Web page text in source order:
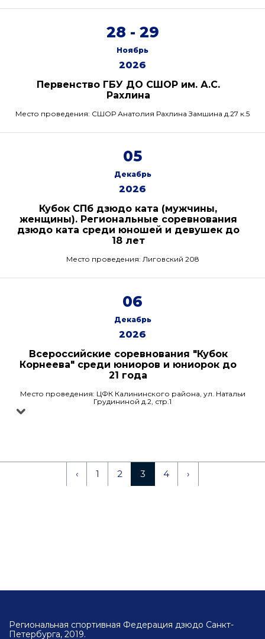
28 - 29
Ноябрь
2026
Первенство ГБУ ДО СШОР им. А.С.
Рахлина
Место проведения: СШОР Анатолия Рахлина Замшина д.27 к.5
05
Декабрь
2026
Кубок СПб дзюдо ката (мужчины,
женщины). Региональные соревнования
дзюдо ката среди юношей и девушек до
18 лет
Место проведения: Лиговский 208
06
Декабрь
2026
Всероссийские соревнования "Кубок
Корнеева" среди юниоров и юниорок до
21 года
Место проведения: ЦФК Калининского района, ул. Натальи
Грудининой д.2, стр.1
‹ 1 2 3 4 ›
Региональная спортивная Федерация дзюдо Санкт-
Петербурга, 2019.